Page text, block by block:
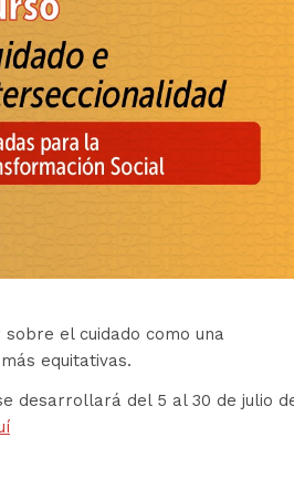
el cuidado como una
equitativas.
desarrollará del 5 al 30 de julio